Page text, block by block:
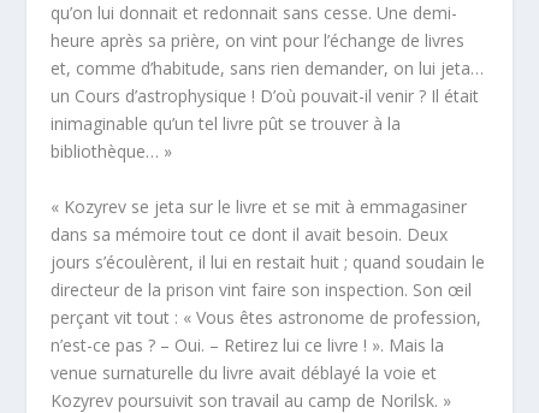
qu’on lui donnait et redonnait sans cesse. Une demi-
heure après sa prière, on vint pour l’échange de livres
et, comme d’habitude, sans rien demander, on lui jeta…
un Cours d’astrophysique ! D’où pouvait-il venir ? Il était
inimaginable qu’un tel livre pût se trouver à la
bibliothèque… »
« Kozyrev se jeta sur le livre et se mit à emmagasiner
dans sa mémoire tout ce dont il avait besoin. Deux
jours s’écoulèrent, il lui en restait huit ; quand soudain le
directeur de la prison vint faire son inspection. Son œil
perçant vit tout : «Vous êtes astronome de profession,
n’est-ce pas ? – Oui. – Retirez lui ce livre ! ». Mais la
venue surnaturelle du livre avait déblayé la voie et
Kozyrev poursuivit son travail au camp de Norilsk. »